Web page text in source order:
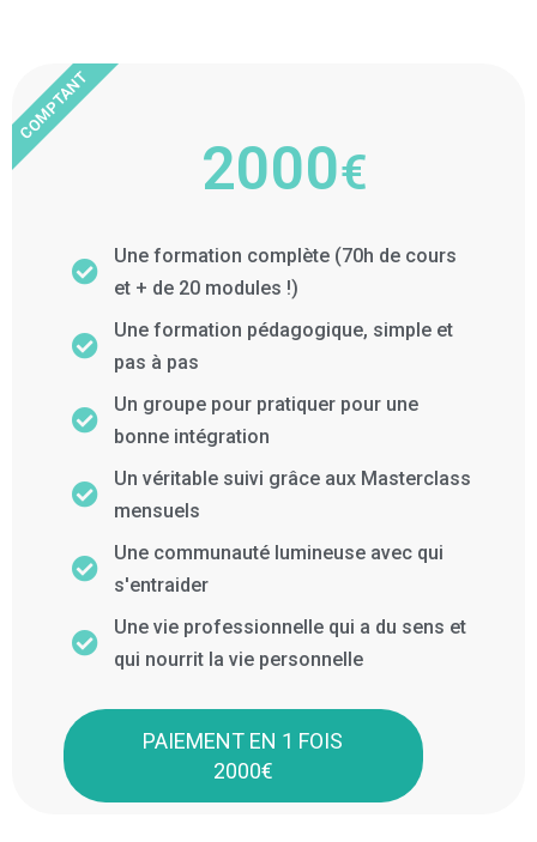
COMPTANT
2000€
Une formation complète (70h de cours
et + de 20 modules !)
Une formation pédagogique, simple et
pas à pas
Un groupe pour pratiquer pour une
bonne intégration
Un véritable suivi grâce aux Masterclass
mensuels
Une communauté lumineuse avec qui
s'entraider
Une vie professionnelle qui a du sens et
qui nourrit la vie personnelle
PAIEMENT EN 1 FOIS
2000€